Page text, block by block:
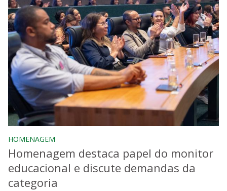
HOMENAGEM
Homenagem destaca papel do monitor
educacional e discute demandas da
categoria